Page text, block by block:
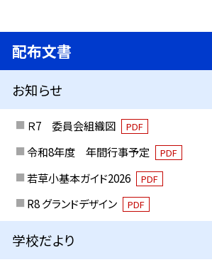
配布文書
お知らせ
Ｒ7 委員会組織図 PDF
令和8年度 年間行事予定 PDF
若草小基本ガイド2026 PDF
R8 グランドデザイン PDF
学校だより